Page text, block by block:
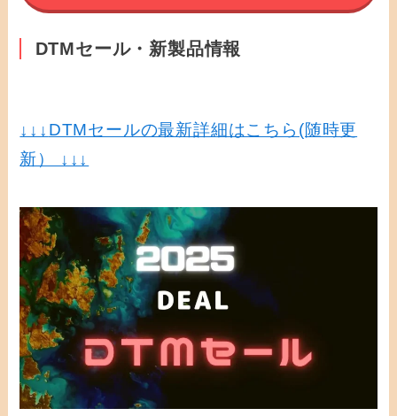
DTMセール・新製品情報
↓↓↓ DTMセールの最新詳細はこちら(随時更
新） ↓↓↓